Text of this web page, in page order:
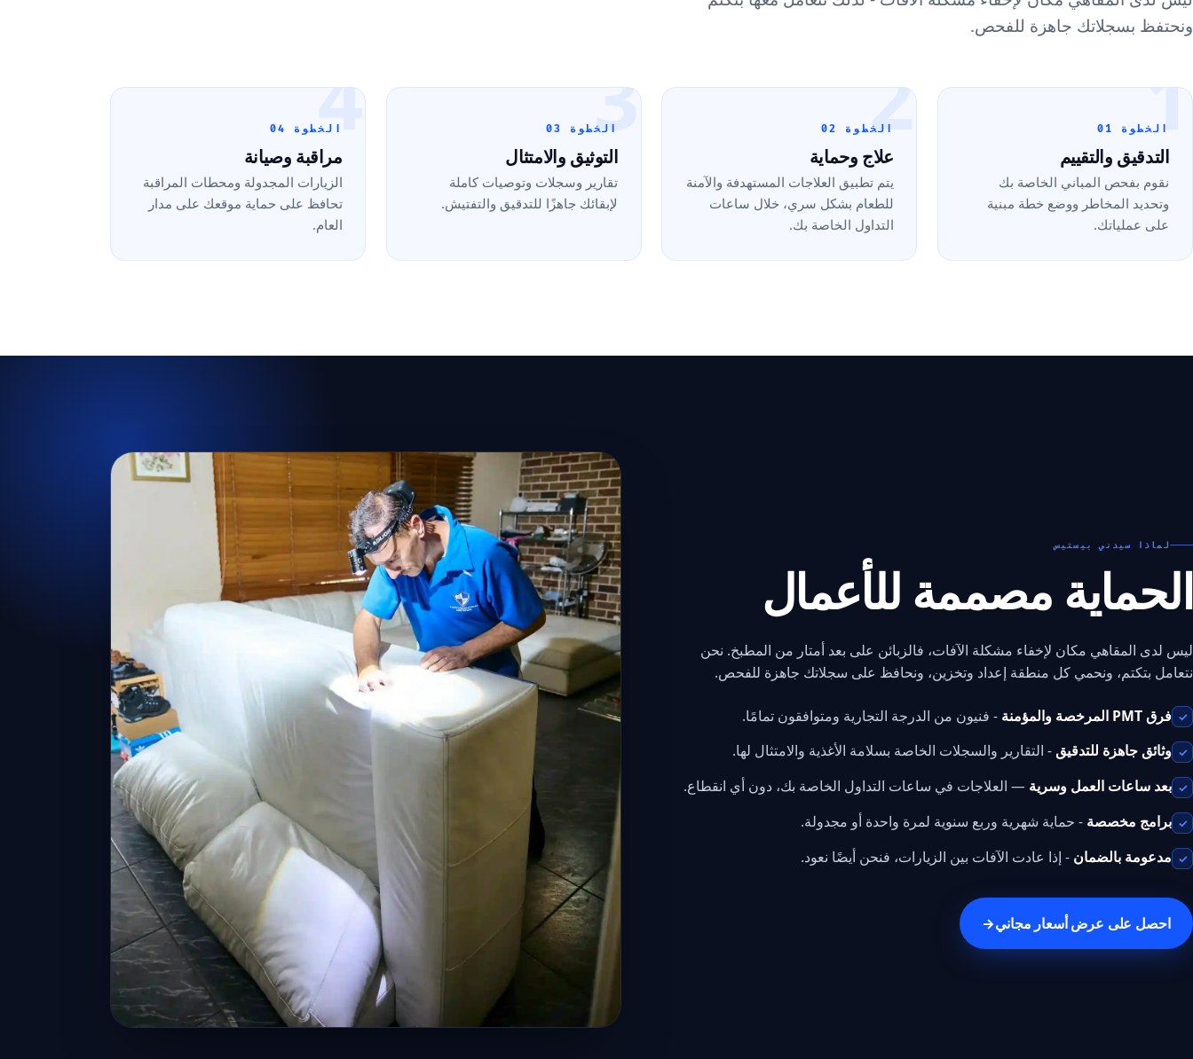
ونحتفظ بسجلاتك جاهزة للفحص.
1الخطوة 01
التدقيق والتقييم
نقوم بفحص المباني الخاصة بك
وتحديد المخاطر ووضع خطة مبنية
على عملياتك.
2الخطوة 02
علاج وحماية
يتم تطبيق العلاجات المستهدفة والآمنة
للطعام بشكل سري، خلال ساعات
التداول الخاصة بك.
3الخطوة 03
التوثيق والامتثال
تقارير وسجلات وتوصيات كاملة
لإبقائك جاهزًا للتدقيق والتفتيش.
4الخطوة 04
مراقبة وصيانة
الزيارات المجدولة ومحطات المراقبة
تحافظ على حماية موقعك على مدار
العام.
لماذا سيدني بيستيس
الحماية مصممة للأعمال
ليس لدى المقاهي مكان لإخفاء مشكلة الآفات، فالزبائن على بعد أمتار من المطبخ. نحن
نتعامل بتكتم، ونحمي كل منطقة إعداد وتخزين، ونحافظ على سجلاتك جاهزة للفحص.
✓ فرق PMT المرخصة والمؤمنة - فنيون من الدرجة التجارية ومتوافقون تمامًا.
✓ وثائق جاهزة للتدقيق - التقارير والسجلات الخاصة بسلامة الأغذية والامتثال لها.
✓ بعد ساعات العمل وسرية — العلاجات في ساعات التداول الخاصة بك، دون أي انقطاع.
✓ برامج مخصصة - حماية شهرية وربع سنوية لمرة واحدة أو مجدولة.
✓ مدعومة بالضمان - إذا عادت الآفات بين الزيارات، فنحن أيضًا نعود.
احصل على عرض أسعار مجاني→